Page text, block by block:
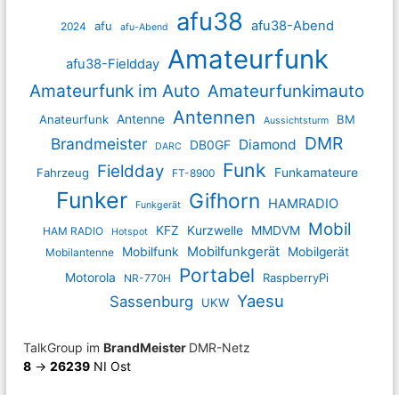
2024 afu afu-Abend afu38 afu38-Abend
afu38-Fieldday Amateurfunk
Amateurfunk im Auto Amateurfunkimauto
Anateurfunk Antenne Antennen Aussichtsturm BM
Brandmeister DARC DB0GF Diamond DMR
Fahrzeug Fieldday FT-8900 Funk Funkamateure
Funker Funkgerät Gifhorn HAMRADIO
HAM RADIO Hotspot KFZ Kurzwelle MMDVM Mobil
Mobilantenne Mobilfunk Mobilfunkgerät
Mobilgerät
Motorola
NR-770H Portabel RaspberryPi
Sassenburg UKW Yaesu
TalkGroup imBrandMeister DMR-Netz
8 ->26239 NI Ost